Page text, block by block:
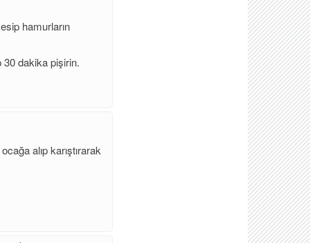
hamurların
30 dakika pişirin.
alıp karıştırarak